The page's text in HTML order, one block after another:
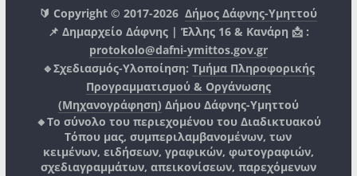
🔰 Copyright © 2017-2026Δήμος Δάφνης-Υμηττού
📌 Δημαρχείο Δάφνης | Έλλης 16 & Κανάρη 📩 :
protokolo@dafni-ymittos.gov.gr
🔹Σχεδιασμός-Υλοποίηση: Τμήμα Πληροφορικής
Προγραμματισμού & Οργάνωσης
(Μηχανογράφηση) Δήμου Δάφνης-Υμηττού
🔸Το σύνολο του περιεχομένου του Διαδικτυακού
Τόπου μας, συμπεριλαμβανομένων, των
κειμένων, ειδήσεων, γραφικών, φωτογραφιών,
σχεδιαγραμμάτων, απεικονίσεων, παρεχόμενων